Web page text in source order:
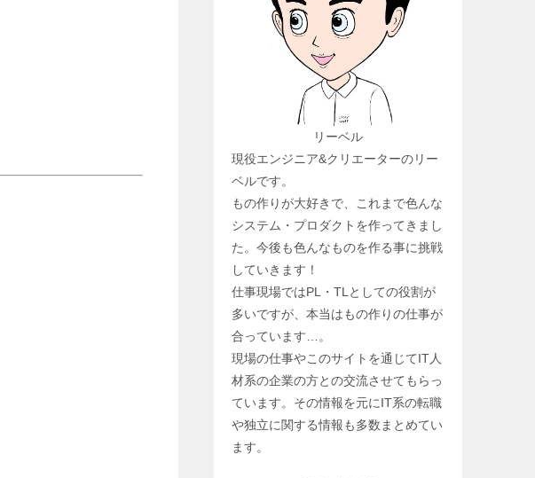
リーベル
現役エンジニア&クリエーターのリー
ベルです。
もの作りが大好きで、これまで色んな
システム・プロダクトを作ってきまし
た。今後も色んなものを作る事に挑戦
していきます！
仕事現場ではPL・TLとしての役割が
多いですが、本当はもの作りの仕事が
合っています…。
現場の仕事やこのサイトを通じてIT人
材系の企業の方との交流させてもらっ
ています。その情報を元にIT系の転職
や独立に関する情報も多数まとめてい
ます。